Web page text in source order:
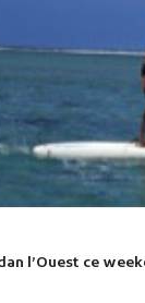
l’Ouest ce